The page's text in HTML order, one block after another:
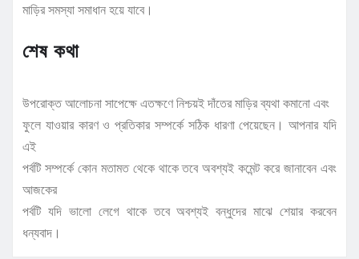
মাড়ির সমস্যা সমাধান হয়ে যাবে।
শেষ কথা
উপরোক্ত আলোচনা সাপেক্ষে এতক্ষণে নিশ্চয়ই দাঁতের মাড়ির ব্যথা কমানো এবং
ফুলে যাওয়ার কারণ ও প্রতিকার সম্পর্কে সঠিক ধারণা পেয়েছেন। আপনার যদি
এই
পর্বটি সম্পর্কে কোন মতামত থেকে থাকে তবে অবশ্যই কমেন্ট করে জানাবেন এবং
আজকের
পর্বটি যদি ভালো লেগে থাকে তবে অবশ্যই বন্ধুদের মাঝে শেয়ার করবেন
ধন্যবাদ।